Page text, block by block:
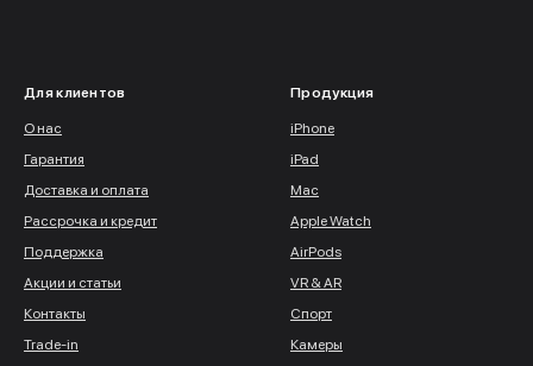
Для клиентов
О нас
Гарантия
Доставка и оплата
Рассрочка и кредит
Поддержка
Акции и статьи
Контакты
Trade-in
Продукция
iPhone
iPad
Mac
Apple Watch
AirPods
VR & AR
Спорт
Камеры